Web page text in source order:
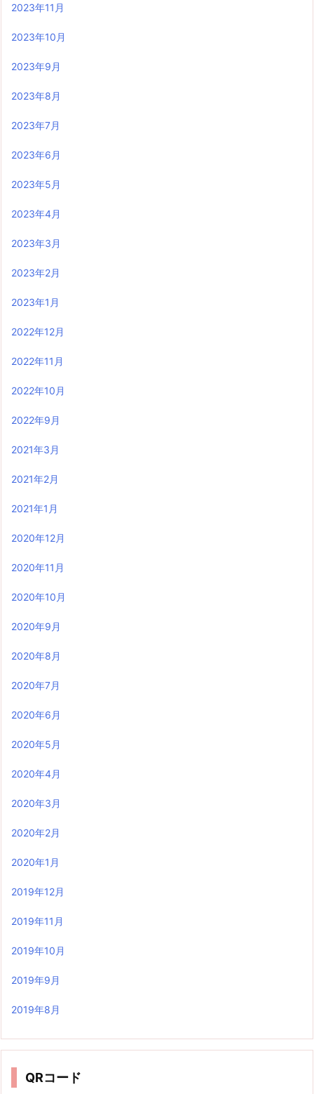
2023年11月
2023年10月
2023年9月
2023年8月
2023年7月
2023年6月
2023年5月
2023年4月
2023年3月
2023年2月
2023年1月
2022年12月
2022年11月
2022年10月
2022年9月
2021年3月
2021年2月
2021年1月
2020年12月
2020年11月
2020年10月
2020年9月
2020年8月
2020年7月
2020年6月
2020年5月
2020年4月
2020年3月
2020年2月
2020年1月
2019年12月
2019年11月
2019年10月
2019年9月
2019年8月
QRコード